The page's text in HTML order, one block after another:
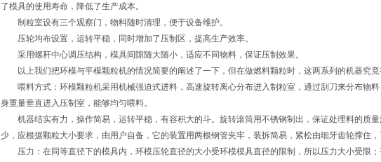
了模具的使用寿命，降低了生产成本。
制粒室设有三个观察门，物料随时清理，便于设备维护。
压轮均布设置，运转平稳，同时增加了压制区，提高生产效率。
采用螺秆中心调压结构，模具间隙随大随小，适应不同物料，保证压制效果。
以上我们把环模与平模颗粒机的情况简要的阐述了一下，但在做燃料颗粒时，这两系列的机器究竟
喂料方式：环模颗粒机采用机械强迫式进料，高速旋转离心分布进入制粒室，通过刮刀来分布物料
身重量垂直进入压制室，能够均匀喂料。
机器结实有力，操作简易，运转平稳，有容积大的斗。旋转滚筒用不锈钢制出，保证处理料的质量
少，应根据颗粒大小要求，由用户自备，它的装置用两根钢管夹牢，装拆简易，紧松由细牙齿轮撑住，
压力：在同等直径下的模具内，环模压轮直径的大小受环模模具直径的限制，所以压力大小受限；